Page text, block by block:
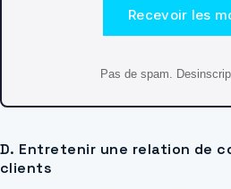
Recevoir les
Pas de spam.
D. Entretenir une relation de
clients